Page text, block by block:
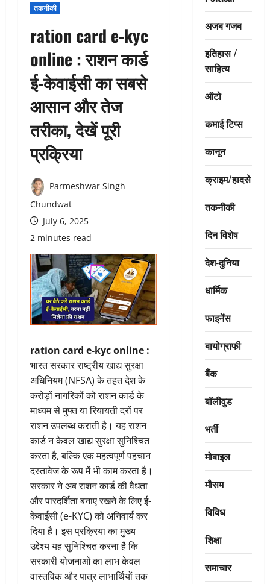
तकनीकी
ration card e-kyc
online : राशन कार्ड
ई-केवाईसी का सबसे
आसान और तेज
तरीका, देखें पूरी
प्रक्रिया
Parmeshwar Singh
Chundwat
July 6, 2025
2 minutes read
ration card e-kyc online :
भारत सरकार राष्ट्रीय खाद्य सुरक्षा
अधिनियम (NFSA) के तहत देश के
करोड़ों नागरिकों को राशन कार्ड के
माध्यम से मुफ्त या रियायती दरों पर
राशन उपलब्ध कराती है। यह राशन
कार्ड न केवल खाद्य सुरक्षा सुनिश्चित
करता है, बल्कि एक महत्वपूर्ण पहचान
दस्तावेज के रूप में भी काम करता है।
सरकार ने अब राशन कार्ड की वैधता
और पारदर्शिता बनाए रखने के लिए ई-
केवाईसी (e-KYC) को अनिवार्य कर
दिया है। इस प्रक्रिया का मुख्य
उद्देश्य यह सुनिश्चित करना है कि
सरकारी योजनाओं का लाभ केवल
वास्तविक और पात्र लाभार्थियों तक
अजब गजब
इतिहास /
साहित्य
ऑटो
कमाई टिप्स
कानून
क्राइम/हादसे
तकनीकी
दिन विशेष
देश-दुनिया
धार्मिक
फाइनेंस
बायोग्राफी
बैंक
बॉलीवुड
भर्ती
मोबाइल
मौसम
विविध
शिक्षा
समाचार